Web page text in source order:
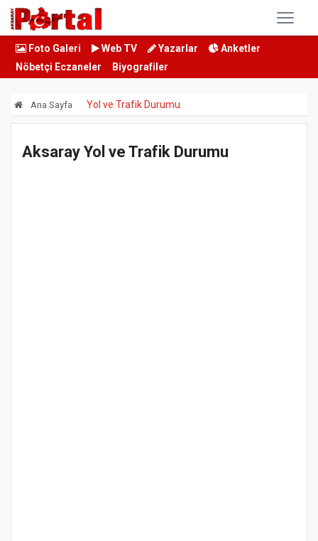
Foto Galeri Web TV Yazarlar
Anketler
Nöbetçi Eczaneler
Biyografiler
Ana Sayfa Yol ve Trafik Durumu
Aksaray Yol ve Trafik Durumu